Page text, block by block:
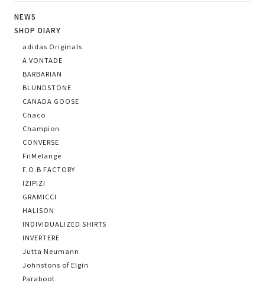
NEWS
SHOP DIARY
adidas Originals
A VONTADE
BARBARIAN
BLUNDSTONE
CANADA GOOSE
Chaco
Champion
CONVERSE
FilMelange
F.O.B FACTORY
IZIPIZI
GRAMICCI
HALISON
INDIVIDUALIZED SHIRTS
INVERTERE
Jutta Neumann
Johnstons of Elgin
Paraboot